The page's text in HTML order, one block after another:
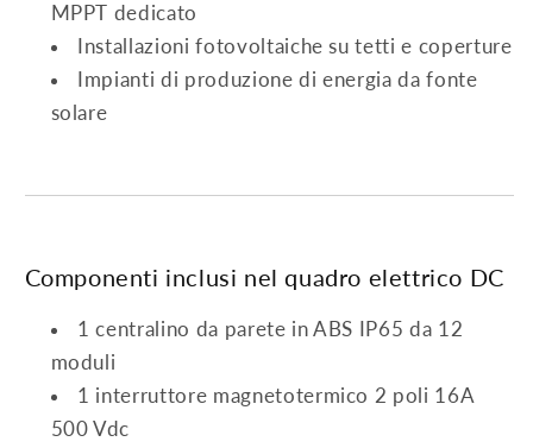
MPPT dedicato
Installazioni fotovoltaiche su tetti e coperture
Impianti di produzione di energia da fonte
solare
Componenti inclusi nel quadro elettrico DC
1 centralino da parete in ABS IP65 da 12
moduli
1 interruttore magnetotermico 2 poli 16A
500 Vdc